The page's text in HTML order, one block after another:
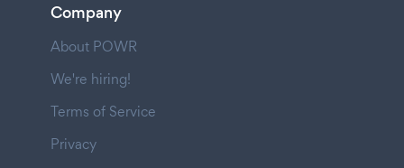
Company
About POWR
We're hiring!
Terms of Service
Privacy